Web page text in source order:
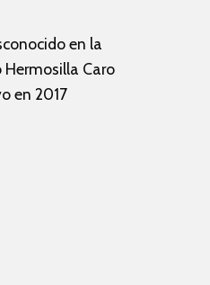
en la
Hermosilla Caro
en 2017